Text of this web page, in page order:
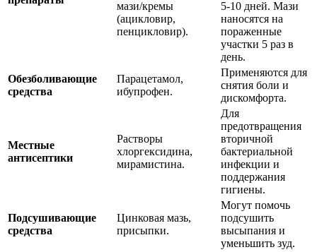
мази/кремы
(ацикловир,
пенцикловир).
5-10 дней. Мази
наносятся на
пораженные
участки 5 раз в
день.
Обезболивающие
средства
Парацетамол,
ибупрофен.
Применяются для
снятия боли и
дискомфорта.
Местные
антисептики
Растворы
хлоргексидина,
мирамистина.
Для
предотвращения
вторичной
бактериальной
инфекции и
поддержания
гигиены.
Подсушивающие
средства
Цинковая мазь,
присыпки.
Могут помочь
подсушить
высыпания и
уменьшить зуд.